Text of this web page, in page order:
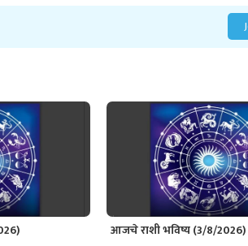
आजचे राशी भविष्य (3/8/2026)